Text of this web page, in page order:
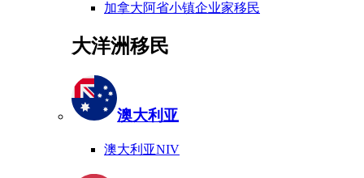
加拿大阿省小镇企业家移民
大洋洲移民
澳大利亚
澳大利亚NIV